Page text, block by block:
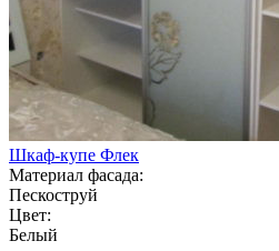
Шкаф-купе Флек
Материал фасада:
Пескоструй
Цвет:
Белый